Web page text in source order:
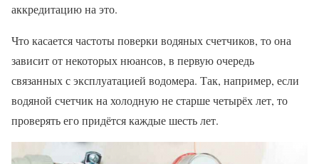
аккредитацию на это.
Что касается частоты поверки водяных счетчиков, то она
зависит от некоторых нюансов, в первую очередь
связанных с эксплуатацией водомера. Так, например, если
водяной счетчик на холодную не старше четырёх лет, то
проверять его придётся каждые шесть лет.